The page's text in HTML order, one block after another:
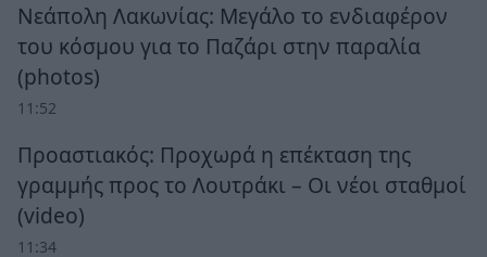
Νεάπολη Λακωνίας: Μεγάλο το ενδιαφέρον
του κόσμου για το Παζάρι στην παραλία
(photos)
11:52
Προαστιακός: Προχωρά η επέκταση της
γραμμής προς το Λουτράκι – Οι νέοι σταθμοί
(video)
11:34